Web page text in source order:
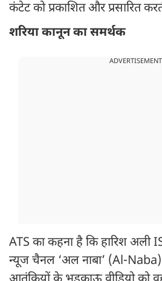
कंटेट को प्रकाशित और प्रसारित
शरिया कानून का समर्थक
ADVERTISEMENT
ATS का कहना है कि हारिश अली
न्यूज चैनल ‘अल नाबा’ (Al-Naba)